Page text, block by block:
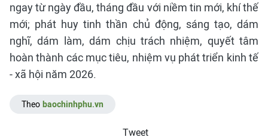
ngay từ ngày đầu, tháng đầu với niềm tin mới, khí thế
mới; phát huy tinh thần chủ động, sáng tạo, dám
nghĩ, dám làm, dám chịu trách nhiệm, quyết tâm
hoàn thành các mục tiêu, nhiệm vụ phát triển kinh tế
- xã hội năm 2026.
Theo baochinhphu.vn
Tweet